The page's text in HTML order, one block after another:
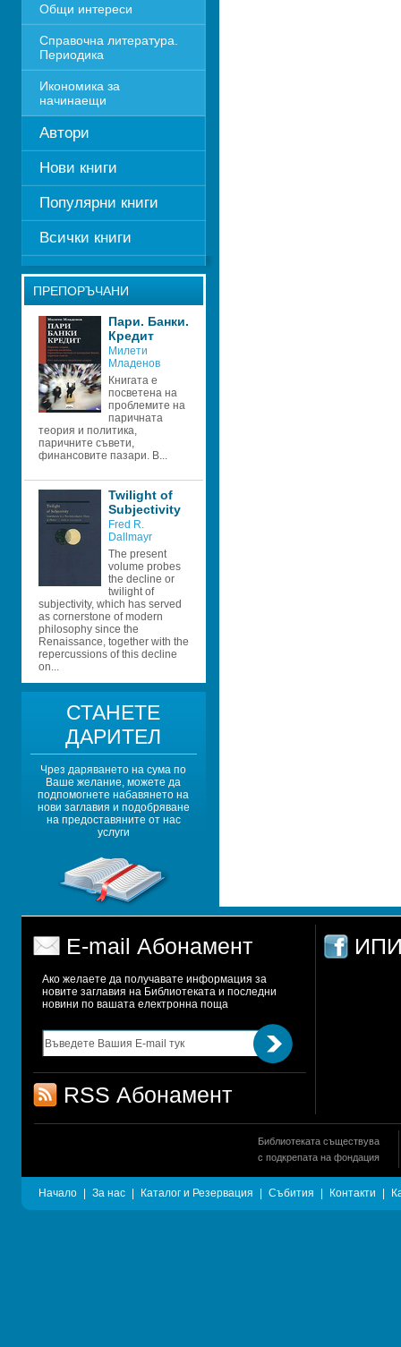
Общи интереси
Справочна литература.
Периодика
Икономика за
начинаещи
Автори
Нови книги
Популярни книги
Всички книги
ПРЕПОРЪЧАНИ
Пари. Банки.
Кредит
Милети
Младенов
Книгата е
посветена на
проблемите на
паричната
теория и политика,
паричните съвети,
финансовите пазари. В...
Twilight of
Subjectivity
Fred R.
Dallmayr
The present
volume probes
the decline or
twilight of
subjectivity, which has served
as cornerstone of modern
philosophy since the
Renaissance, together with the
repercussions of this decline
on...
СТАНЕТЕ
ДАРИТЕЛ
Чрез даряването на сума по
Ваше желание, можете да
подпомогнете набавянето на
нови заглавия и подобряване
на предоставяните от нас
услуги
E-mail Абонамент
Ако желаете да получавате информация за
новите заглавия на Библиотеката и последни
новини по вашата електронна поща
RSS Абонамент
ИПИ
Библиотеката съществува
с подкрепата на фондация
Начало За нас Каталог и Резервация Събития Контакти